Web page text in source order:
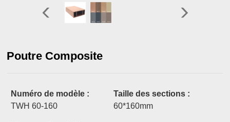
Poutre Composite
Numéro de modèle :
TWH 60-160
Taille des sections :
60*160mm